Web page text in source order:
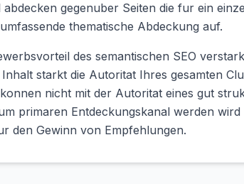
abdecken gegenuber Seiten die fur ein
thematische Abdeckung auf.
des semantischen SEO
starkt die Autoritat Ihres gesamten
nicht mit der Autoritat eines gut
primaren Entdeckungskanal werden
den Gewinn von Empfehlungen.